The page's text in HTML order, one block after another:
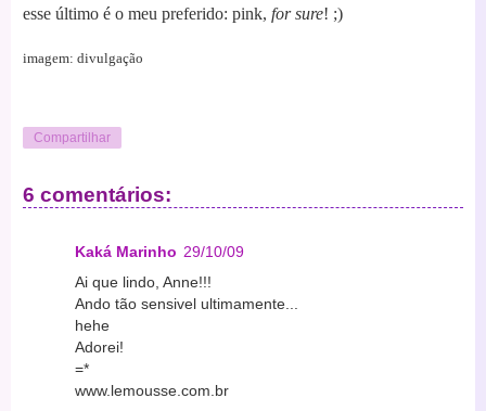
esse último é o meu preferido: pink, for sure! ;)
imagem: divulgação
Compartilhar
6 comentários:
Kaká Marinho 29/10/09
Ai que lindo, Anne!!!
Ando tão sensivel ultimamente...
hehe
Adorei!
=*
www.lemousse.com.br